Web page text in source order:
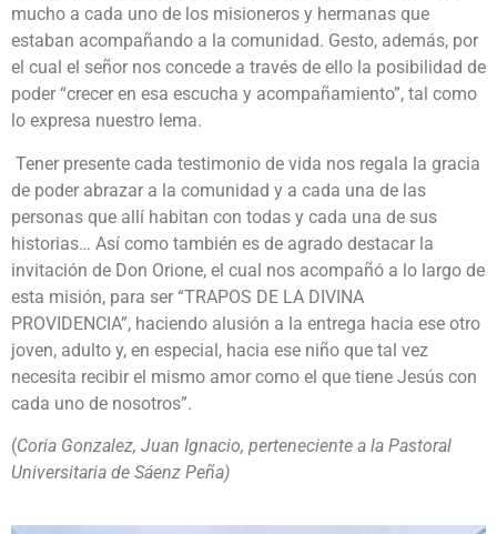
mucho a cada uno de los misioneros y hermanas que
estaban acompañando a la comunidad. Gesto, además, por
el cual el señor nos concede a través de ello la posibilidad de
poder “crecer en esa escucha y acompañamiento”, tal como
lo expresa nuestro lema.
Tener presente cada testimonio de vida nos regala la gracia
de poder abrazar a la comunidad y a cada una de las
personas que allí habitan con todas y cada una de sus
historias… Así como también es de agrado destacar la
invitación de Don Orione, el cual nos acompañó a lo largo de
esta misión, para ser “TRAPOS DE LA DIVINA
PROVIDENCIA”, haciendo alusión a la entrega hacia ese otro
joven, adulto y, en especial, hacia ese niño que tal vez
necesita recibir el mismo amor como el que tiene Jesús con
cada uno de nosotros”.
(Coria Gonzalez, Juan Ignacio, perteneciente a la Pastoral
Universitaria de Sáenz Peña)